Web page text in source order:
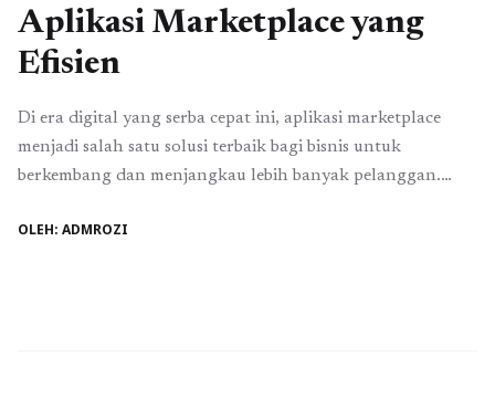
Aplikasi Marketplace yang
Efisien
Di era digital yang serba cepat ini, aplikasi marketplace
menjadi salah satu solusi terbaik bagi bisnis untuk
berkembang dan menjangkau lebih banyak pelanggan.
(UKM) pun kini mulai melirik marketplace sebagai sarana
OLEH: ADMROZI